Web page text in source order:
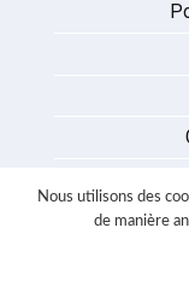
Nous utilisons des
de manière